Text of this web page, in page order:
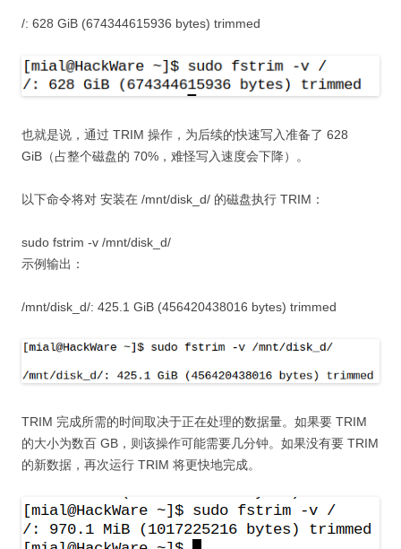
/: 628 GiB (674344615936 bytes) trimmed
也就是说，通过 TRIM 操作，为后续的快速写入准备了 628
GiB（占整个磁盘的 70%，难怪写入速度会下降）。
以下命令将对 安装在 /mnt/disk_d/ 的磁盘执行 TRIM：
sudo fstrim -v /mnt/disk_d/
示例输出：
/mnt/disk_d/: 425.1 GiB (456420438016 bytes) trimmed
TRIM 完成所需的时间取决于正在处理的数据量。如果要 TRIM
的大小为数百 GB，则该操作可能需要几分钟。如果没有要 TRIM
的新数据，再次运行 TRIM 将更快地完成。